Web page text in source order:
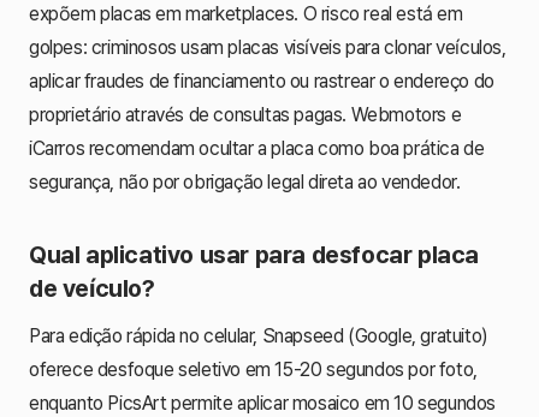
expõem placas em marketplaces. O risco real está em
golpes: criminosos usam placas visíveis para clonar veículos,
aplicar fraudes de financiamento ou rastrear o endereço do
proprietário através de consultas pagas. Webmotors e
iCarros recomendam ocultar a placa como boa prática de
segurança, não por obrigação legal direta ao vendedor.
Qual aplicativo usar para desfocar placa
de veículo?
Para edição rápida no celular, Snapseed (Google, gratuito)
oferece desfoque seletivo em 15-20 segundos por foto,
enquanto PicsArt permite aplicar mosaico em 10 segundos